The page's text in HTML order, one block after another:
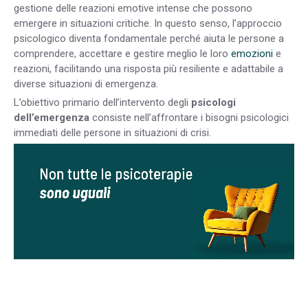
gestione delle reazioni emotive intense che possono
emergere in situazioni critiche. In questo senso, l’approccio
psicologico diventa fondamentale perché aiuta le persone a
comprendere, accettare e gestire meglio le loro emozioni e
reazioni, facilitando una risposta più resiliente e adattabile a
diverse situazioni di emergenza.
L’obiettivo primario dell’intervento degli psicologi
dell’emergenza consiste nell’affrontare i bisogni psicologici
immediati delle persone in situazioni di crisi.